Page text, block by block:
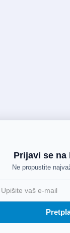
Prijavi se na
Ne propustite